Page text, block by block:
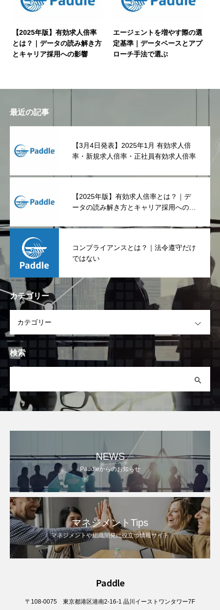
【2025年版】有効求人倍率
とは？｜データの読み解き方
とキャリア採用への影響
エージェントを増やす際の選
定基準｜データベースとアプ
ローチ手法で選ぶ
最近の記事
【3月4日発表】2025年1月 有効求人倍
率・新規求人倍率・正社員有効求人倍率
【2025年版】有効求人倍率とは？｜デ
ータの読み解き方とキャリア採用への影
コンプライアンスとは？｜法令遵守だけ
ではない
カテゴリー
検索
NEWS
Paddleからのお知らせ
マネジメントTips
マネジメントや組織開発に役立つ情報サイト
Paddle
〒108-0075 東京都港区港南2-16-1 品川イーストワンタワー7F